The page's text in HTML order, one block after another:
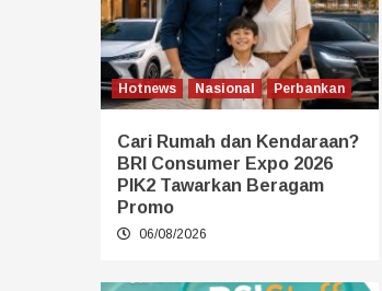
Hotnews Nasional Perbankan
Cari Rumah dan Kendaraan?
BRI Consumer Expo 2026
PIK2 Tawarkan Beragam
Promo
06/08/2026